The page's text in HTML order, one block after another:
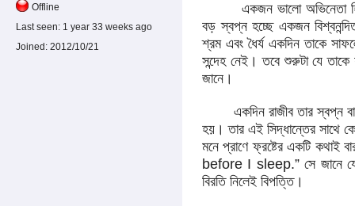
Offline
Last seen: 1 year 33 weeks ago
Joined: 2012/10/21
একজন ভালো অভিনেতা
বড় স্বপ্ন হচ্ছে একজন
শ্রম এবং ধৈর্য একদিন তাকে
সন্দেহ নেই।তবে শুরুটা যে
জানে ।
একদিন রাজীব তার স্বপ্ন
হয় ।তার এই সিদ্ধান্তের সাথে
মনে প্রাণে ফ্রষ্টের একটি কথাই
before I sleep.”সে জানে
বিরতি নিলেই বিপত্তি।